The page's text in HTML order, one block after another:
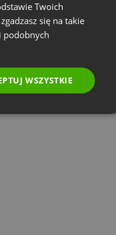
FRENCH
RUSSIAN
SPANISH
Twoich
się na takie
podobnych
WSZYSTKIE